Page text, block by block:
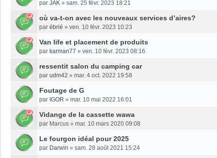
par JAK » sam. 25 févr. 2023 18:21
où va-t-on avec les nouveaux services d’aires?
par ébrié » ven. 10 févr. 2023 10:23
Van life et placement de produits
par karman77 » ven. 10 févr. 2023 08:16
ressentit salon du camping car
par udm42 » mar. 4 oct. 2022 19:58
Foutage de G
par IGOR » mar. 10 mai 2022 16:01
Vidange de la cassette wawa
par Marcus » mar. 10 mars 2020 09:08
Le fourgon idéal pour 2025
par Darwin » sam. 28 août 2021 15:24